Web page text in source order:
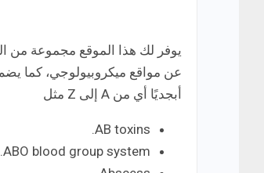
يوفر لك هذا الموقع مجموعة من
عن مواقع ميكروبيولوجي، كما
أبجديًا أي من A إلى Z مثل
AB toxins.
ABO blood group system.